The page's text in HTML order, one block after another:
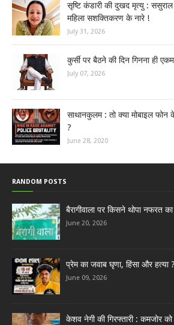
सृष्टि कंडारी की दुखद मृत्यु :
महिला सशक्तिकरण के नारे !
July 31, 2026
कुर्सी पर बैठने की दिन गिनना ही
July 07, 2026
साथानकुलम : तो क्या मोबाइल फोन
?
June 28, 2020
RANDOM POSTS
बैरागीवाला पर किसने थोपा नफरत का
June 20, 2026
प्रेम का जवाब घृणा, हिंसा और हत्या ?
June 09, 2026
केशव नेगी की गिरफ्तारी : कमजोर